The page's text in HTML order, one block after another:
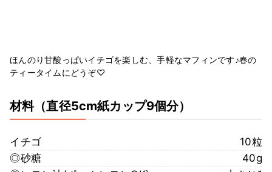
ほんのり甘酸っぱいイチゴを楽しむ、手軽なマフィンです♪春の
ティータイムにどうぞ♡
材料（直径5cm紙カップ9個分）
イチゴ
10粒
◎砂糖
40g